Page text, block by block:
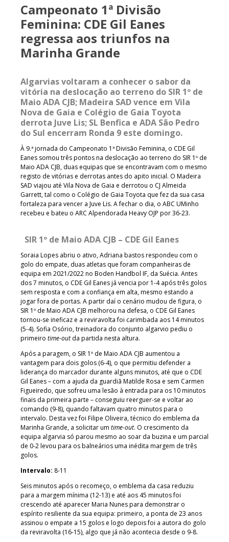
Campeonato 1ª Divisão
Feminina: CDE Gil Eanes
regressa aos triunfos na
Marinha Grande
Algarvias voltaram a conhecer o sabor da
vitória na deslocação ao terreno do SIR 1º de
Maio ADA CJB; Madeira SAD vence em Vila
Nova de Gaia e Colégio de Gaia Toyota
derrota Juve Lis; SL Benfica e ADA São Pedro
do Sul encerram Ronda 9 este domingo.
À 9.ª jornada do Campeonato 1ª Divisão Feminina, o CDE Gil
Eanes somou três pontos na deslocação ao terreno do SIR 1º de
Maio ADA CJB, duas equipas que se encontravam com o mesmo
registo de vitórias e derrotas antes do apito inicial. O Madeira
SAD viajou até Vila Nova de Gaia e derrotou o CJ Almeida
Garrett, tal como o Colégio de Gaia Toyota que fez da sua casa
fortaleza para vencer a Juve Lis. A fechar o dia, o ABC UMinho
recebeu e bateu o ARC Alpendorada Heavy OJP por 36-23.
SIR 1º de Maio ADA CJB – CDE Gil Eanes
Soraia Lopes abriu o ativo, Adriana bastos respondeu com o
golo do empate, duas atletas que foram companheiras de
equipa em 2021/2022 no Boden Handbol IF, da Suécia. Antes
dos 7 minutos, o CDE Gil Eanes já vencia por 1-4 após três golos
sem resposta e com a confiança em alta, mesmo estando a
jogar fora de portas. A partir daí o cenário mudou de figura, o
SIR 1º de Maio ADA CJB melhorou na defesa, o CDE Gil Eanes
tornou-se ineficaz e a reviravolta foi carimbada aos 14 minutos
(5-4). Sofia Osório, treinadora do conjunto algarvio pediu o
primeiro time-outda partida nesta altura.
Após a paragem, o SIR 1º de Maio ADA CJB aumentou a
vantagem para dois golos (6-4), o que permitiu defender a
liderança do marcador durante alguns minutos, até que o CDE
Gil Eanes – com a ajuda da guardiã Matilde Rosa e sem Carmen
Figueiredo, que sofreu uma lesão à entrada para os 10 minutos
finais da primeira parte – conseguiu reerguer-se e voltar ao
comando (9-8), quando faltavam quatro minutos para o
intervalo. Desta vez foi Filipe Oliveira, técnico do emblema da
Marinha Grande, a solicitar um time-out. O crescimento da
equipa algarvia só parou mesmo ao soar da buzina e um parcial
de 0-2 levou para os balneários uma inédita margem de três
golos.
Intervalo: 8-11
Seis minutos após o recomeço, o emblema da casa reduziu
para a margem mínima (12-13) e até aos 45 minutos foi
crescendo até aparecer Maria Nunes para demonstrar o
espírito resiliente da sua equipa: primeiro, a ponta de 23 anos
assinou o empate a 15 golos e logo depois foi a autora do golo
da reviravolta (16-15), algo que já não acontecia desde o 9-8.